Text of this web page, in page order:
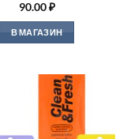
90.00₽
В МАГАЗИН